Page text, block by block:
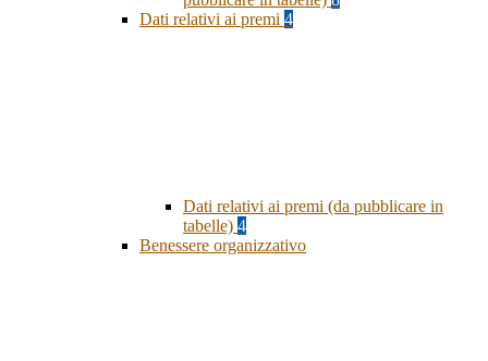
Dati relativi ai premi 4
Dati relativi ai premi (da pubblicare in
tabelle) 4
Benessere organizzativo